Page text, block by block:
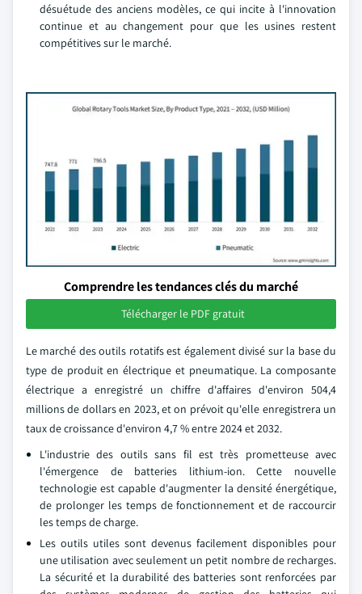
désuétude des anciens modèles, ce qui incite à l'innovation
continue et au changement pour que les usines restent
compétitives sur le marché.
Comprendre les tendances clés du marché
Télécharger le PDF gratuit
Le marché des outils rotatifs est également divisé sur la base du
type de produit en électrique et pneumatique. La composante
électrique a enregistré un chiffre d'affaires d'environ 504,4
millions de dollars en 2023, et on prévoit qu'elle enregistrera un
taux de croissance d'environ 4,7 % entre 2024 et 2032.
L'industrie des outils sans fil est très prometteuse avec
l'émergence de batteries lithium-ion. Cette nouvelle
technologie est capable d'augmenter la densité énergétique,
de prolonger les temps de fonctionnement et de raccourcir
les temps de charge.
Les outils utiles sont devenus facilement disponibles pour
une utilisation avec seulement un petit nombre de recharges.
La sécurité et la durabilité des batteries sont renforcées par